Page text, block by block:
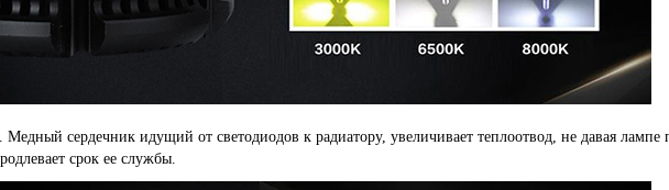
Медный сердечник идущий от светодиодов к радиатору, увеличивает теплоотвод, не давая лампе
срок ее службы.